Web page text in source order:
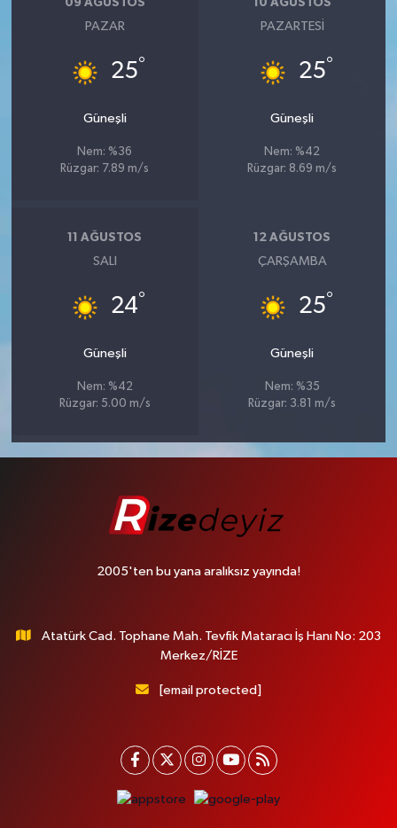
09 AĞUSTOS
PAZAR
25°
Güneşli
Nem: %36
Rüzgar: 7.89 m/s
10 AĞUSTOS
PAZARTESI
25°
Güneşli
Nem: %42
Rüzgar: 8.69 m/s
11 AĞUSTOS
SALI
24°
Güneşli
Nem: %42
Rüzgar: 5.00 m/s
12 AĞUSTOS
ÇARŞAMBA
25°
Güneşli
Nem: %35
Rüzgar: 3.81 m/s
2005'ten bu yana aralıksız yayında!
Atatürk Cad. Tophane Mah. Tevfik Mataracı İş Hanı No: 203
Merkez/RİZE
[email protected]